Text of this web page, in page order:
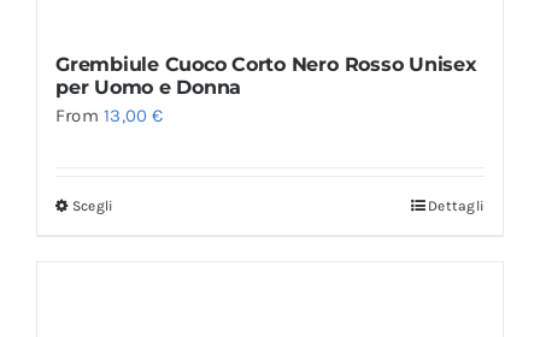
Grembiule Cuoco Corto Nero Rosso Unisex
per Uomo e Donna
From13,00€
Scegli Dettagli